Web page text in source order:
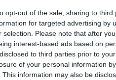
opt-out of the sale, sharing to
for targeted advertising by
selection. Please note that after
interest-based ads based on
to third parties prior to
of your personal information
This information may also be